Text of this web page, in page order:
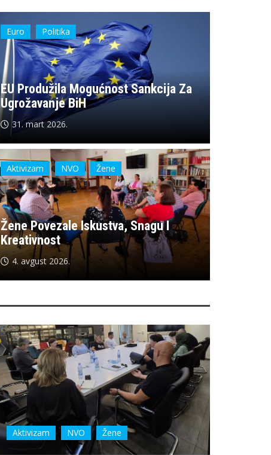
Biz.
Nova Radna Mjesta U
7. avgust 2026.
Euro Politika
EU Produžila Mogućnost Sankcija Za
Ugrožavanje BiH
31. mart 2026.
Aktivizam NVO Žene
Žene Povezale Iskustva, Snagu I
Kreativnost
4. avgust 2026.
Aktivizam NVO Žene